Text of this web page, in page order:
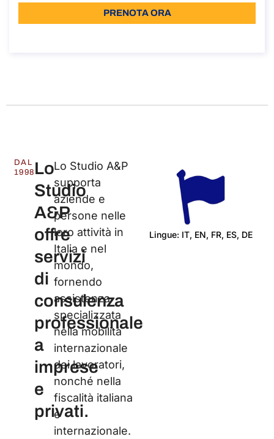
PRENOTA ORA
DAL
1998 Lo
Studio
A&P
offre
servizi
di
consulenza
professionale
a
imprese
e
privati.
Lo Studio A&P
supporta
aziende e
persone nelle
loro attività in
Italia e nel
mondo,
fornendo
assistenza
specializzata
nella mobilità
internazionale
dei lavoratori,
nonché nella
fiscalità italiana
e
internazionale.
Lingue: IT, EN, FR, ES, DE